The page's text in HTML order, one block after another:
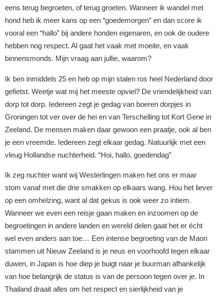
eens terug begroeten, of terug groeten. Wanneer ik wandel met
hond heb ik meer kans op een “goedemorgen” en dan score ik
vooral een “hallo” bij andere honden eigenaren, en ook de oudere
hebben nog respect. Al gaat het vaak met moeite, en vaak
binnensmonds. Mijn vraag aan jullie, waarom?
Ik ben inmiddels 25 en heb op mijn stalen ros heel Nederland door
gefietst. Weetje wat mij het meeste opviel? De vriendelijkheid van
dorp tot dorp. Iedereen zegt je gedag van boeren dorpjes in
Groningen tot ver over de hei en van Terschelling tot Kort Gene in
Zeeland. De mensen maken daar gewoon een praatje, ook al ben
je een vreemde. Iedereen zegt elkaar gedag. Natuurlijk met een
vleug Hollandse nuchterheid. “Hoi, hallo, goedendag”
Ik zeg nuchter want wij Westerlingen maken het ons er maar
stom vanaf met die drie smakken op elkaars wang. Hou het liever
op een omhelzing, want al dat gekus is ook weer zo intiem.
Wanneer we even een reisje gaan maken en inzoomen op de
begroetingen in andere landen en wereld delen gaat het er écht
wel even anders aan toe… Een intense begroeting van de Maori
stammen uit Nieuw Zeeland is je neus en voorhoofd tegen elkaar
duwen, in Japan is hoe diep je buigt naar je buurman afhankelijk
van hoe belangrijk de status is van de persoon tegen over je. In
Thailand draait alles om het respect en sierlijkheid van je